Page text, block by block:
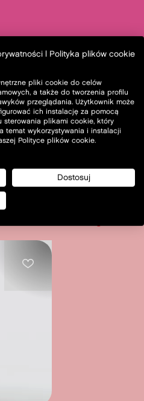
Polityka plików cookie
pliki cookie do celów
a także do tworzenia profilu
przeglądania. Użytkownik może
ich instalację za pomocą
sterowania plikami cookie, który
temat wykorzystywania i instalacji
Polityce plików cookie.
Dostosuj